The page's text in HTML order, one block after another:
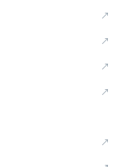
↗
↗
↗
↗
↗